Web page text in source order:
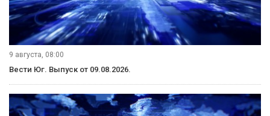
9 августа, 08:00
Вести Юг. Выпуск от 09.08.2026.